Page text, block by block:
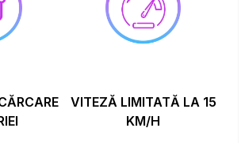
VITEZĂ LIMITATĂ LA 15
KM/H